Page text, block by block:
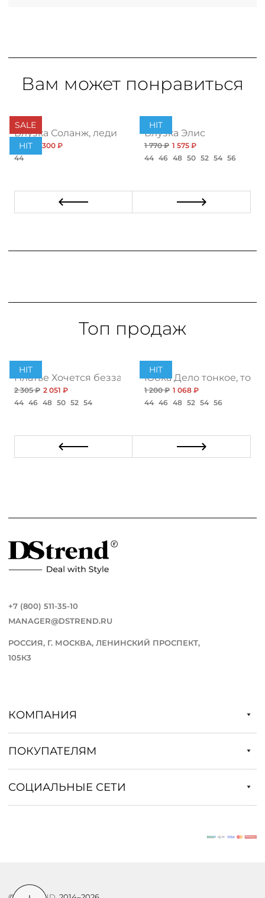
Вам может понравиться
нью
SALE
HIT
Блузка Соланж, леди
1 032 ₽
300 ₽
44
HIT
Блузка Элис
1 770 ₽ 1 575 ₽
44 46 48 50 52 54 56
Топ продаж
HIT
Платье Хочется беззаботности, топ
2 305 ₽ 2 051 ₽
44 46 48 50 52 54
HIT
Юбка Дело тонкое, топ
1 200 ₽ 1 068 ₽
44 46 48 52 54 56
+7 (800) 511-35-10
MANAGER@DSTREND.RU
РОССИЯ, Г. МОСКВА, ЛЕНИНСКИЙ ПРОСПЕКТ,
105К3
КОМПАНИЯ
ПОКУПАТЕЛЯМ
СОЦИАЛЬНЫЕ СЕТИ